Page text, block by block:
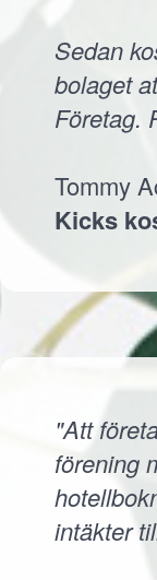
Sedan
bolaget
Företag.
Tommy
Kicks
"Att
förening
intäkter